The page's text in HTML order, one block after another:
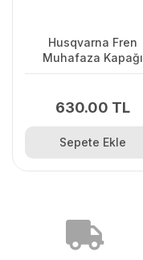
Husqvarna Fren
Muhafaza Kapağı
630.00 TL
Sepete Ekle